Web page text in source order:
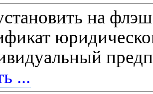
на
...